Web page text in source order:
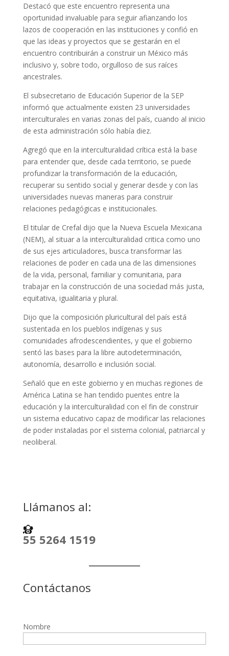
Destacó que este encuentro representa una
oportunidad invaluable para seguir afianzando los
lazos de cooperación en las instituciones y confió en
que las ideas y proyectos que se gestarán en el
encuentro contribuirán a construir un México más
inclusivo y, sobre todo, orgulloso de sus raíces
ancestrales.
El subsecretario de Educación Superior de la SEP
informó que actualmente existen 23 universidades
interculturales en varias zonas del país, cuando al inicio
de esta administración sólo había diez.
Agregó que en la interculturalidad crítica está la base
para entender que, desde cada territorio, se puede
profundizar la transformación de la educación,
recuperar su sentido social y generar desde y con las
universidades nuevas maneras para construir
relaciones pedagógicas e institucionales.
El titular de Crefal dijo que la Nueva Escuela Mexicana
(NEM), al situar a la interculturalidad critica como uno
de sus ejes articuladores, busca transformar las
relaciones de poder en cada una de las dimensiones
de la vida, personal, familiar y comunitaria, para
trabajar en la construcción de una sociedad más justa,
equitativa, igualitaria y plural.
Dijo que la composición pluricultural del país está
sustentada en los pueblos indígenas y sus
comunidades afrodescendientes, y que el gobierno
sentó las bases para la libre autodeterminación,
autonomía, desarrollo e inclusión social.
Señaló que en este gobierno y en muchas regiones de
América Latina se han tendido puentes entre la
educación y la interculturalidad con el fin de construir
un sistema educativo capaz de modificar las relaciones
de poder instaladas por el sistema colonial, patriarcal y
neoliberal.
Llámanos al:
55 5264 1519
Contáctanos
Nombre